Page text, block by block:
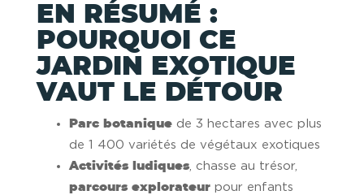
EN RÉSUMÉ :
POURQUOI CE
JARDIN EXOTIQUE
VAUT LE DÉTOUR
Parc botaniquede 3 hectares avec plus
de 1 400 variétés de végétaux exotiques
Activités ludiques, chasse au trésor,
parcours explorateurpour enfants